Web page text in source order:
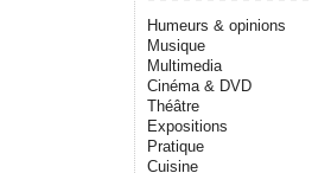
Humeurs & opinions
Musique
Multimedia
Cinéma & DVD
Théâtre
Expositions
Pratique
Cuisine